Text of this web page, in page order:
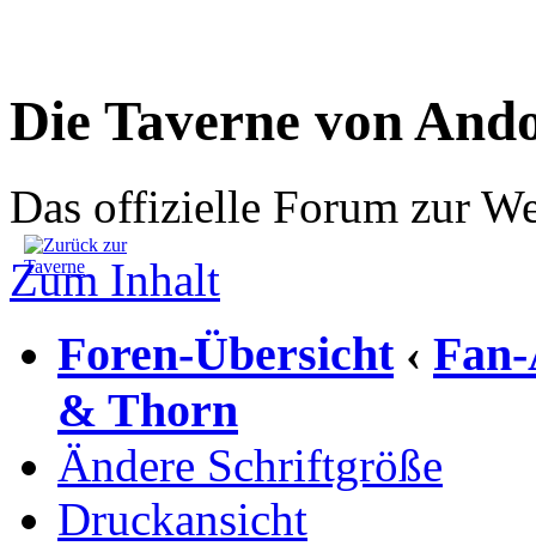
Die Taverne von
Das offizielle Forum zur
Zum Inhalt
Foren-Übersicht ‹
& Thorn
Ändere Schriftgröße
Druckansicht